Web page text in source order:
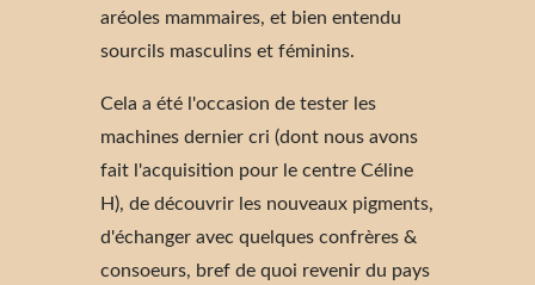
aréoles mammaires, et bien entendu
sourcils masculins et féminins.
Cela a été l'occasion de tester les
machines dernier cri (dont nous avons
fait l'acquisition pour le centre Céline
H), de découvrir les nouveaux pigments,
d'échanger avec quelques confrères &
consoeurs, bref de quoi revenir du pays